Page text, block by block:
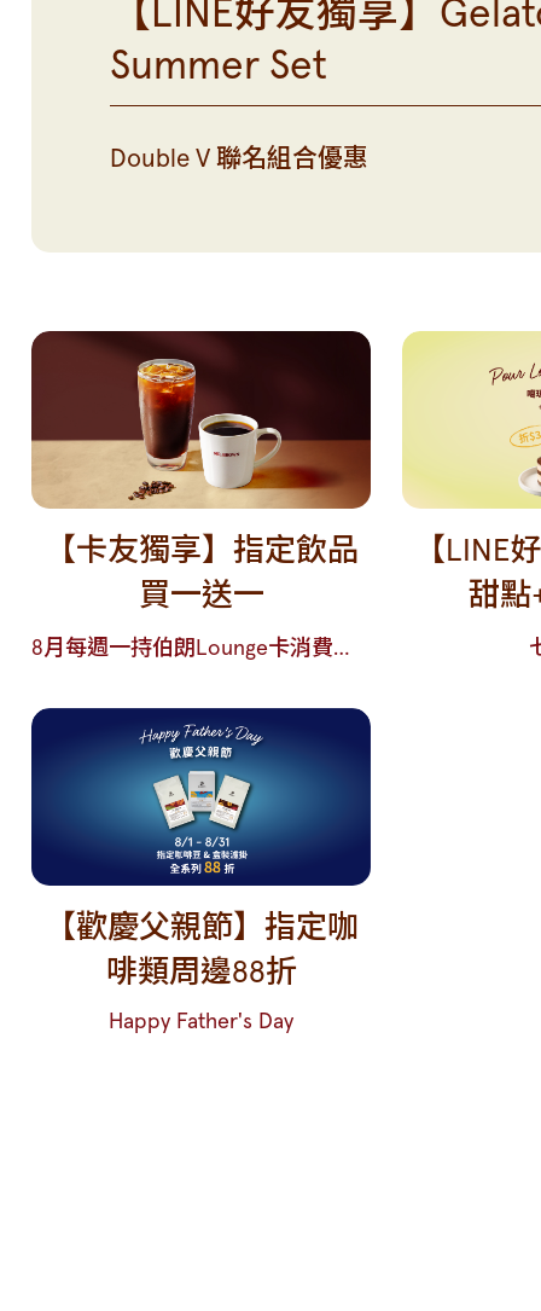
【LINE好友獨享】
Summer Set
Double V 聯名組合優惠
【卡友獨享】指定飲品
買一送一
8月每週一持伯朗Lounge卡消費，美式/本日咖啡買一送一!!
【LINE
甜點
【歡慶父親節】指定咖
啡類周邊88折
Happy Father's Day